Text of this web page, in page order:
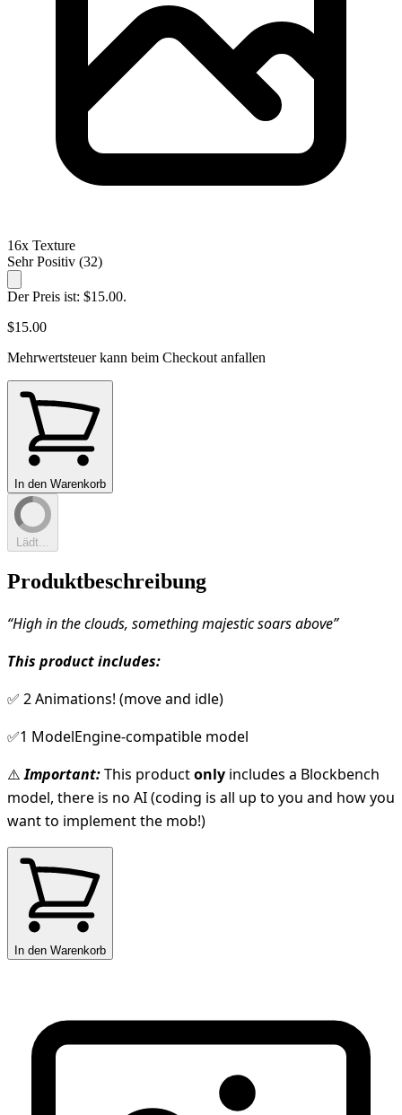
16x Texture
Sehr Positiv (32)
Der Preis ist: $15.00.
$15.00
Mehrwertsteuer kann beim Checkout anfallen
In den Warenkorb
Lädt...
Produktbeschreibung
“High in the clouds, something majestic soars above”
This product includes:
✅ 2 Animations! (move and idle)
✅1 ModelEngine-compatible model
⚠️Important:This productonly includes a Blockbench
model, there is no AI (coding is all up to you and how you
want to implement the mob!)
In den Warenkorb